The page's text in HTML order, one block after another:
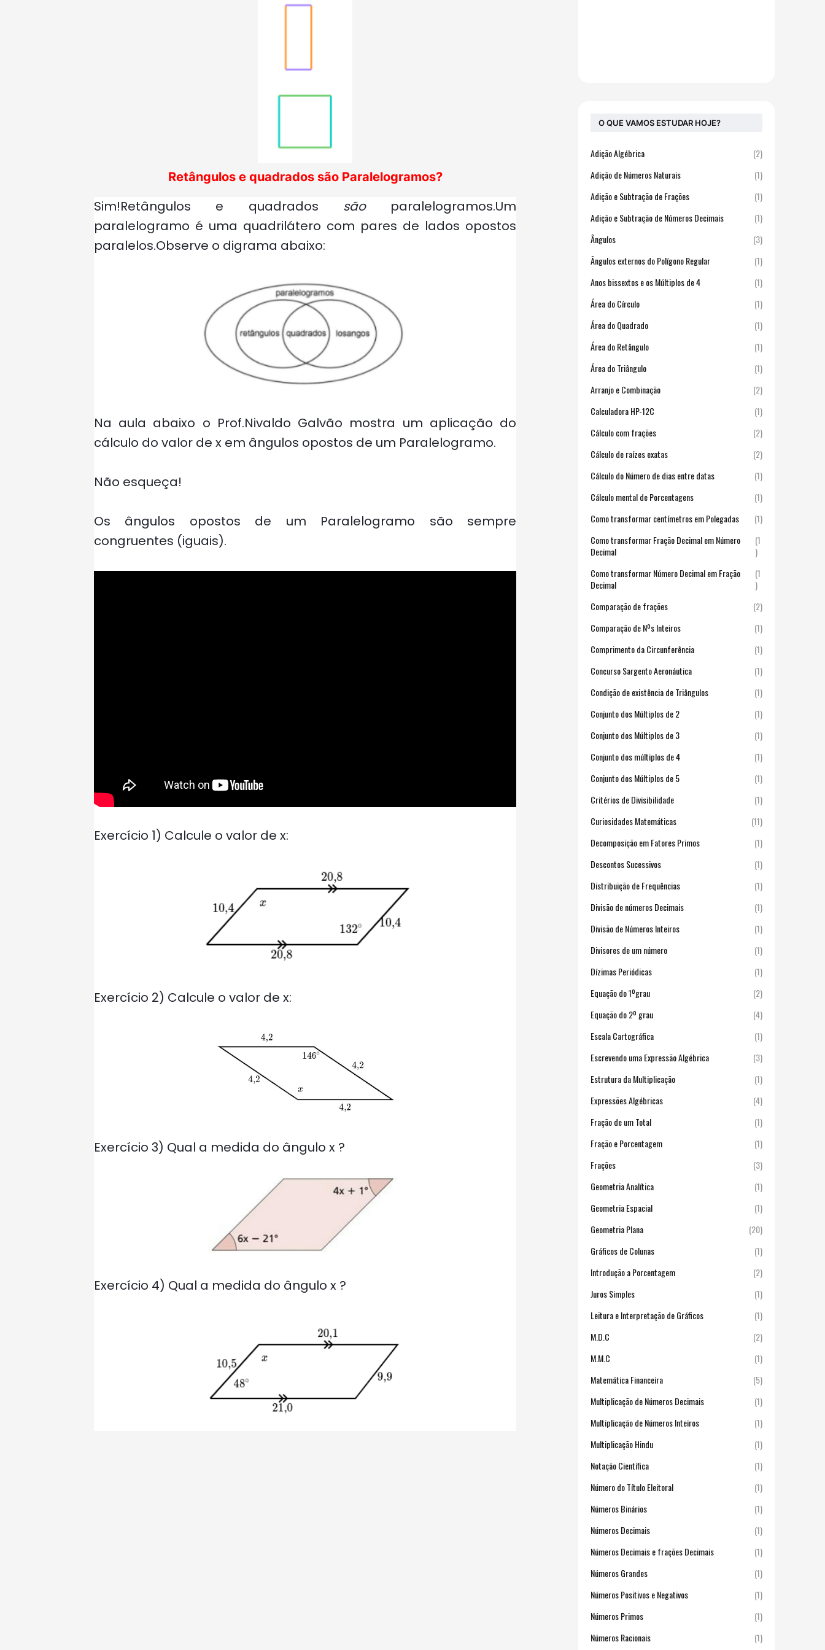
Retângulos e quadrados são Paralelogramos?
Sim!Retângulos e quadrados sãoparalelogramos.Um
paralelogramo é uma quadrilátero com pares de lados opostos
paralelos.Observe o digrama abaixo:
Na aula abaixo o Prof.Nivaldo Galvão mostra um aplicação do
cálculo do valor de x em ângulos opostos de um Paralelogramo.
Não esqueça!
Os ângulos opostos de um Paralelogramo são sempre
congruentes (iguais).
Exercício 1) Calcule o valor de x:
Exercício 2) Calcule o valor de x:
Exercício 3) Qual a medida do ângulo x ?
Exercício 4) Qual a medida do ângulo x ?
O QUE VAMOS ESTUDAR HOJE?
Adição Algébrica
(2)
Adição de Números Naturais
(1)
Adição e Subtração de Frações
(1)
Adição e Subtração de Números Decimais
(1)
Ângulos
(3)
Ângulos externos do Polígono Regular
(1)
Anos bissextos e os Múltiplos de 4
(1)
Área do Círculo
(1)
Área do Quadrado
(1)
Área do Retângulo
(1)
Área do Triângulo
(1)
Arranjo e Combinação
(2)
Calculadora HP-12C
(1)
Cálculo com frações
(2)
Cálculo de raízes exatas
(2)
Cálculo do Número de dias entre datas
(1)
Cálculo mental de Porcentagens
(1)
Como transformar centímetros em Polegadas
(1)
Como transformar Fração Decimal em Número
Decimal
(1
)
Como transformar Número Decimal em Fração
Decimal
(1
)
Comparação de frações
(2)
Comparação de Nºs Inteiros
(1)
Comprimento da Circunferência
(1)
Concurso Sargento Aeronáutica
(1)
Condição de existência de Triângulos
(1)
Conjunto dos Múltiplos de 2
(1)
Conjunto dos Múltiplos de 3
(1)
Conjunto dos múltiplos de 4
(1)
Conjunto dos Múltiplos de 5
(1)
Critérios de Divisibilidade
(1)
Curiosidades Matemáticas
(11)
Decomposição em Fatores Primos
(1)
Descontos Sucessivos
(1)
Distribuição de Frequências
(1)
Divisão de números Decimais
(1)
Divisão de Números Inteiros
(1)
Divisores de um número
(1)
Dízimas Periódicas
(1)
Equação do 1ºgrau
(2)
Equação do 2º grau
(4)
Escala Cartográfica
(1)
Escrevendo uma Expressão Algébrica
(3)
Estrutura da Multiplicação
(1)
Expressões Algébricas
(4)
Fração de um Total
(1)
Fração e Porcentagem
(1)
Frações
(3)
Geometria Analítica
(1)
Geometria Espacial
(1)
Geometria Plana
(20)
Gráficos de Colunas
(1)
Introdução a Porcentagem
(2)
Juros Simples
(1)
Leitura e Interpretação de Gráficos
(1)
M.D.C
(2)
M.M.C
(1)
Matemática Financeira
(5)
Multiplicação de Números Decimais
(1)
Multiplicação de Números Inteiros
(1)
Multiplicação Hindu
(1)
Notação Científica
(1)
Número do Título Eleitoral
(1)
Números Binários
(1)
Números Decimais
(1)
Números Decimais e frações Decimais
(1)
Números Grandes
(1)
Números Positivos e Negativos
(1)
Números Primos
(1)
Números Racionais
(1)